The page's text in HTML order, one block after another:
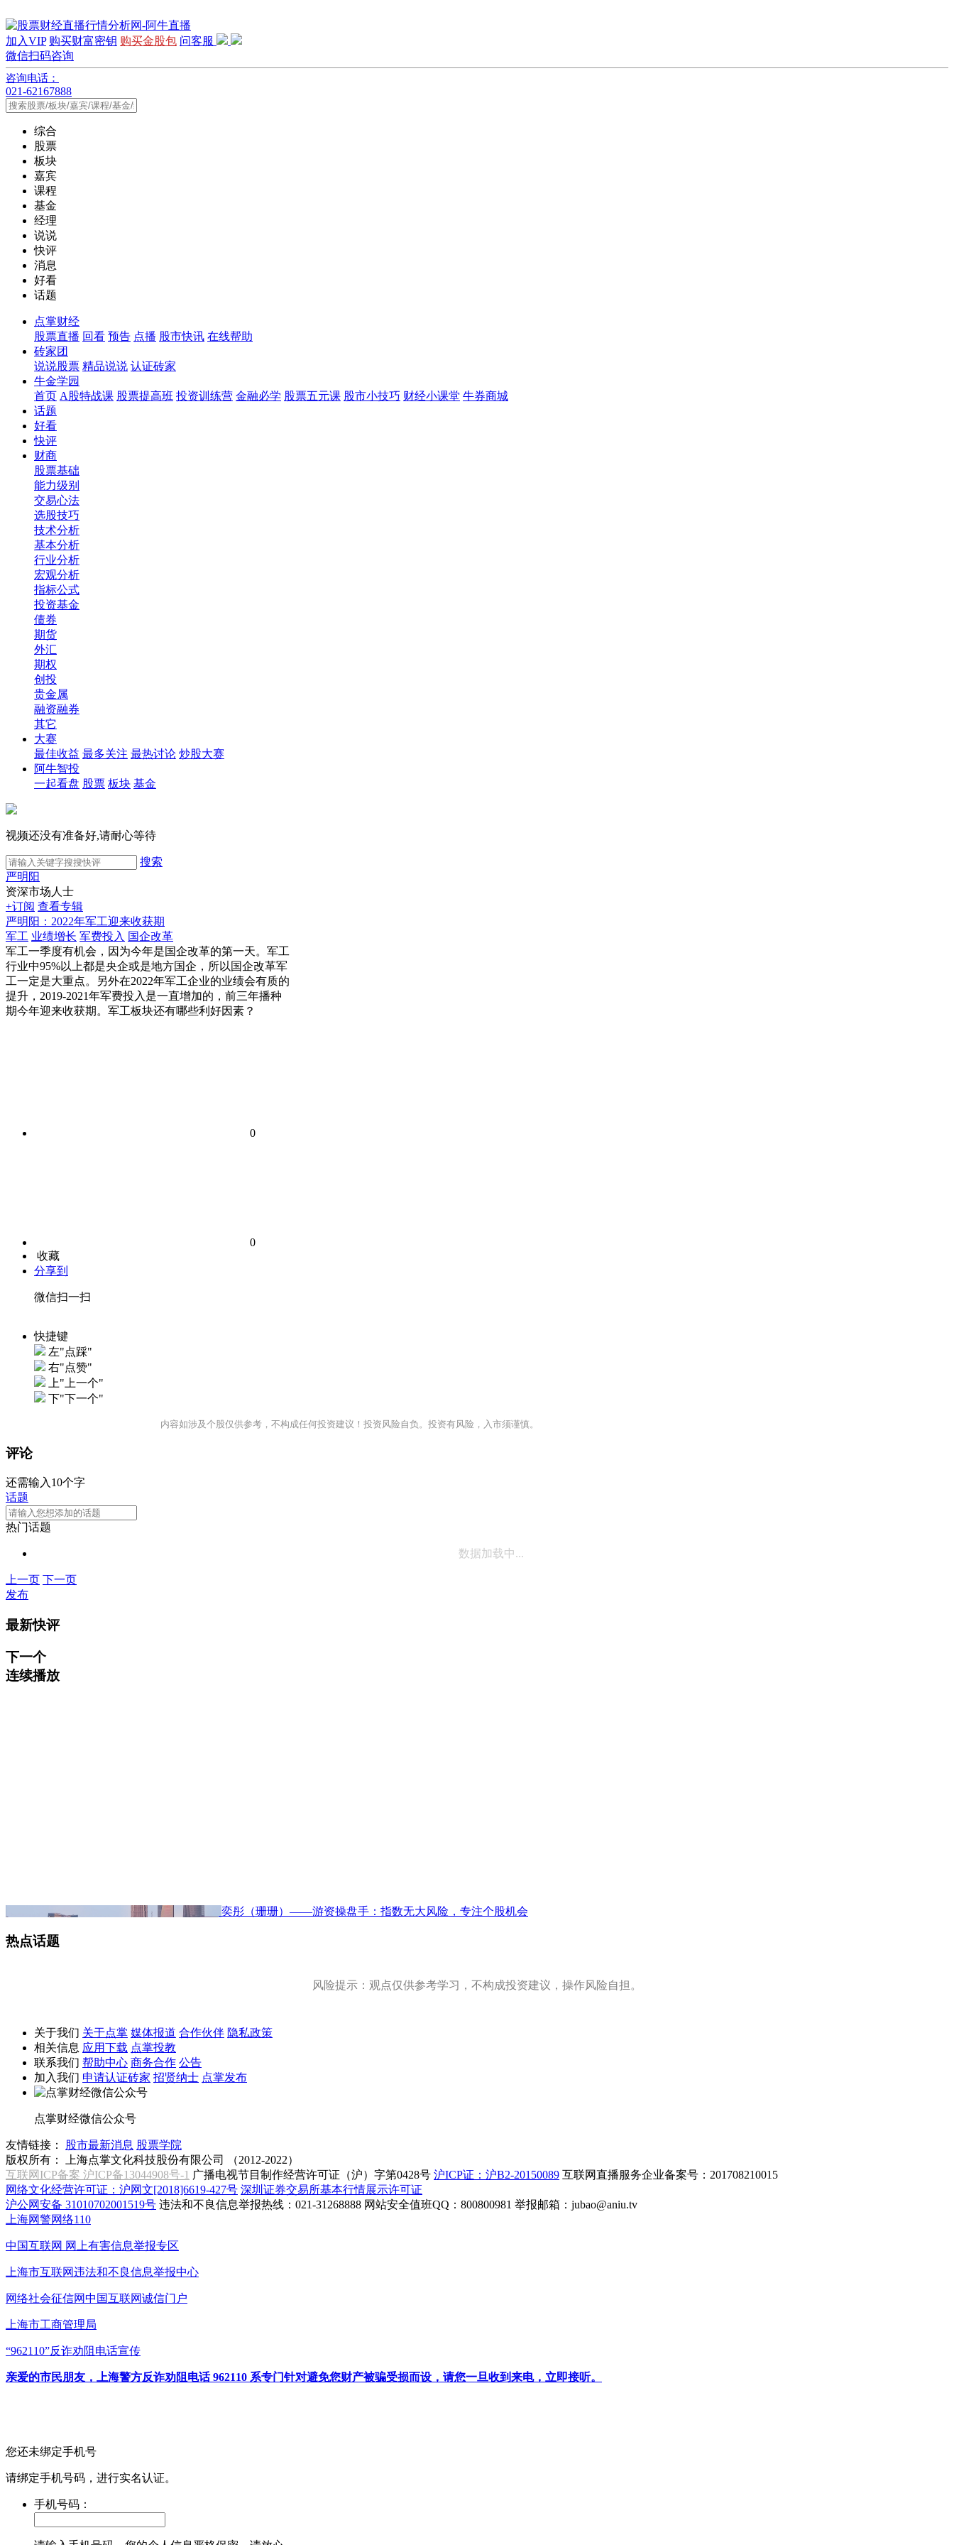
加入VIP 购买财富密钥 购买金股包 问客服
微信扫码咨询
咨询电话：
021-62167888
综合
股票
板块
嘉宾
课程
基金
经理
说说
快评
消息
好看
话题
点掌财经
股票直播 回看 预告 点播 股市快讯 在线帮助
砖家团
说说股票 精品说说 认证砖家
牛金学园
首页 A股特战课 股票提高班 投资训练营 金融必学 股票五元课 股市小技巧 财经小课堂 牛券商城
话题
好看
快评
财商
股票基础
能力级别
交易心法
选股技巧
技术分析
基本分析
行业分析
宏观分析
指标公式
投资基金
债券
期货
外汇
期权
创投
贵金属
融资融券
其它
大赛
最佳收益 最多关注 最热讨论 炒股大赛
阿牛智投
一起看盘 股票 板块 基金
视频还没有准备好,请耐心等待
搜索
严明阳
资深市场人士
+订阅 查看专辑
严明阳：2022年军工迎来收获期
军工 业绩增长 军费投入 国企改革
军工一季度有机会，因为今年是国企改革的第一天。军工
行业中95%以上都是央企或是地方国企，所以国企改革军
工一定是大重点。另外在2022年军工企业的业绩会有质的
提升，2019-2021年军费投入是一直增加的，前三年播种
期今年迎来收获期。军工板块还有哪些利好因素？
0
0
收藏
分享到
微信扫一扫
快捷键
左"点踩"
右"点赞"
上"上一个"
下"下一个"
内容如涉及个股仅供参考，不构成任何投资建议！投资风险自负。投资有风险，入市须谨慎。
评论
还需输入10个字
话题
热门话题
数据加载中...
上一页 下一页
发布
最新快评
下一个
连续播放
奕彤（珊珊）——游资操盘手：指数无大风险，专注个股机会
热点话题
风险提示：观点仅供参考学习，不构成投资建议，操作风险自担。
关于我们 关于点掌 媒体报道 合作伙伴 隐私政策
相关信息 应用下载 点掌投教
联系我们 帮助中心 商务合作 公告
加入我们 申请认证砖家 招贤纳士 点掌发布
点掌财经微信公众号
友情链接： 股市最新消息 股票学院
版权所有：
上海点掌文化科技股份有限公司 （2012-2022）
互联网ICP备案 沪ICP备13044908号-1 广播电视节目制作经营许可证（沪）字第0428号 沪ICP证：沪B2-20150089 互联网直播服务企业备案号：201708210015
网络文化经营许可证：沪网文[2018]6619-427号 深圳证券交易所基本行情展示许可证
沪公网安备 31010702001519号 违法和不良信息举报热线：021-31268888 网站安全值班QQ：800800981 举报邮箱： jubao@aniu.tv
上海网警网络110
中国互联网 网上有害信息举报专区
上海市互联网违法和不良信息举报中心
网络社会征信网中国互联网诚信门户
上海市工商管理局
“962110”反诈劝阻电话宣传
亲爱的市民朋友，上海警方反诈劝阻电话 962110 系专门针对避免您财产被骗受损而设，请您一旦收到来电，立即接听。
您还未绑定手机号
请绑定手机号码，进行实名认证。
手机号码：